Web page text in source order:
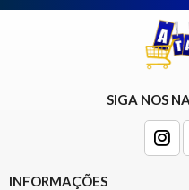
SIGA NOS
INFORMAÇÕES